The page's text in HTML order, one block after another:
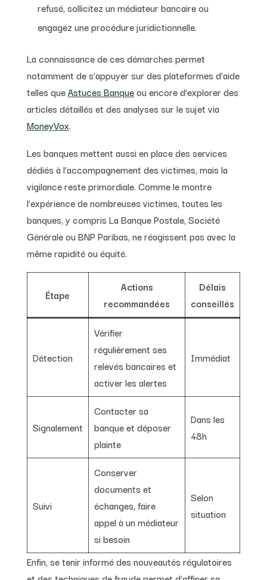
refusé, sollicitez un médiateur bancaire ou
engagez une procédure juridictionnelle.
La connaissance de ces démarches permet
notamment de s’appuyer sur des plateformes d’aide
telles queAstuces Banqueou encore d’explorer des
articles détaillés et des analyses sur le sujet via
MoneyVox.
Les banques mettent aussi en place des services
dédiés à l’accompagnement des victimes, mais la
vigilance reste primordiale. Comme le montre
l’expérience de nombreuses victimes, toutes les
banques, y compris La Banque Postale, Société
Générale ou BNP Paribas, ne réagissent pas avec la
même rapidité ou équité.
Étape
Actions
recommandées
Délais
conseillés
Détection
Vérifier
régulièrement ses
relevés bancaires et
activer les alertes
Immédiat
Signalement
Contacter sa
banque et déposer
plainte
Dans les
48h
Suivi
Conserver
documents et
échanges, faire
appel à un médiateur
si besoin
Selon
situation
Enfin, se tenir informé des nouveautés régulatoires